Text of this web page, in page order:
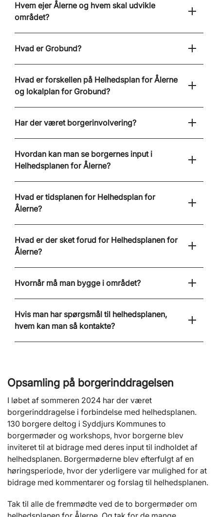
Hvem ejer Ålerne og hvem skal udvikle
området?
Hvad er Grobund?
Hvad er forskellen på Helhedsplan for Ålerne
og lokalplan for Grobund?
Har der været borgerinvolvering?
Hvordan kan man se borgernes input i
Helhedsplanen for Ålerne?
Hvad er tidsplanen for Helhedsplan for
Ålerne?
Hvad er der sket forud for Helhedsplanen for
Ålerne?
Hvornår må man bygge i området?
Hvis man har spørgsmål til helhedsplanen,
hvem kan man så kontakte?
Opsamling på borgerinddragelsen
I løbet af sommeren 2024 har der været
borgerinddragelse i forbindelse med helhedsplanen.
130 borgere deltog i Syddjurs Kommunes to
borgermøder og workshops, hvor borgerne blev
inviteret til at bidrage med deres input til indholdet af
helhedsplanen. Borgermøderne blev efterfulgt af en
høringsperiode, hvor der yderligere var mulighed for at
bidrage med kommentarer og forslag til helhedsplanen.
Tak til alle de fremmødte ved de to borgermøder om